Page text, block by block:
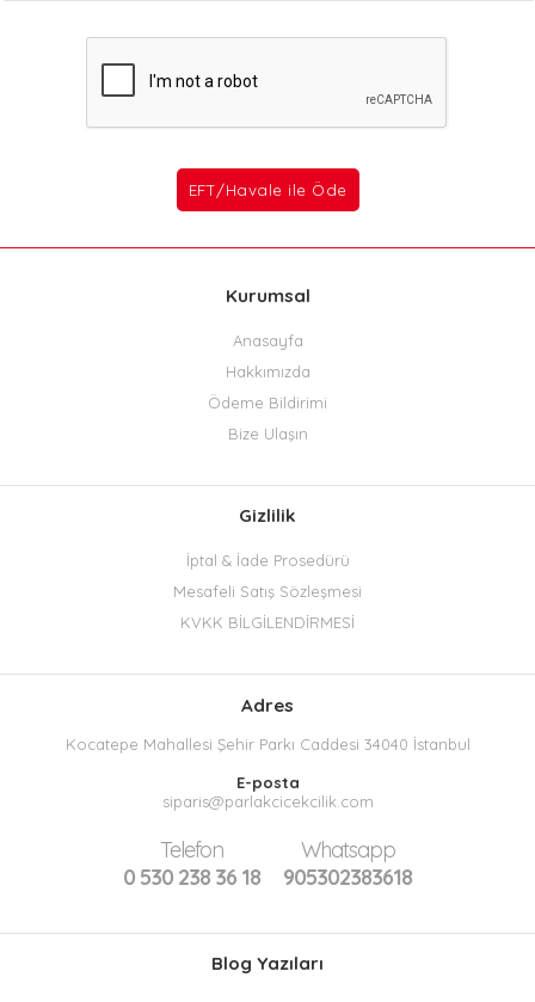
Kurumsal
Anasayfa
Hakkımızda
Ödeme Bildirimi
Bize Ulaşın
Gizlilik
İptal & İade Prosedürü
Mesafeli Satış Sözleşmesi
KVKK BİLGİLENDİRMESİ
Adres
Kocatepe Mahallesi Şehir Parkı Caddesi 34040 İstanbul
E-posta
siparis@parlakcicekcilik.com
Telefon
0 530 238 36 18
Whatsapp
905302383618
Blog Yazıları